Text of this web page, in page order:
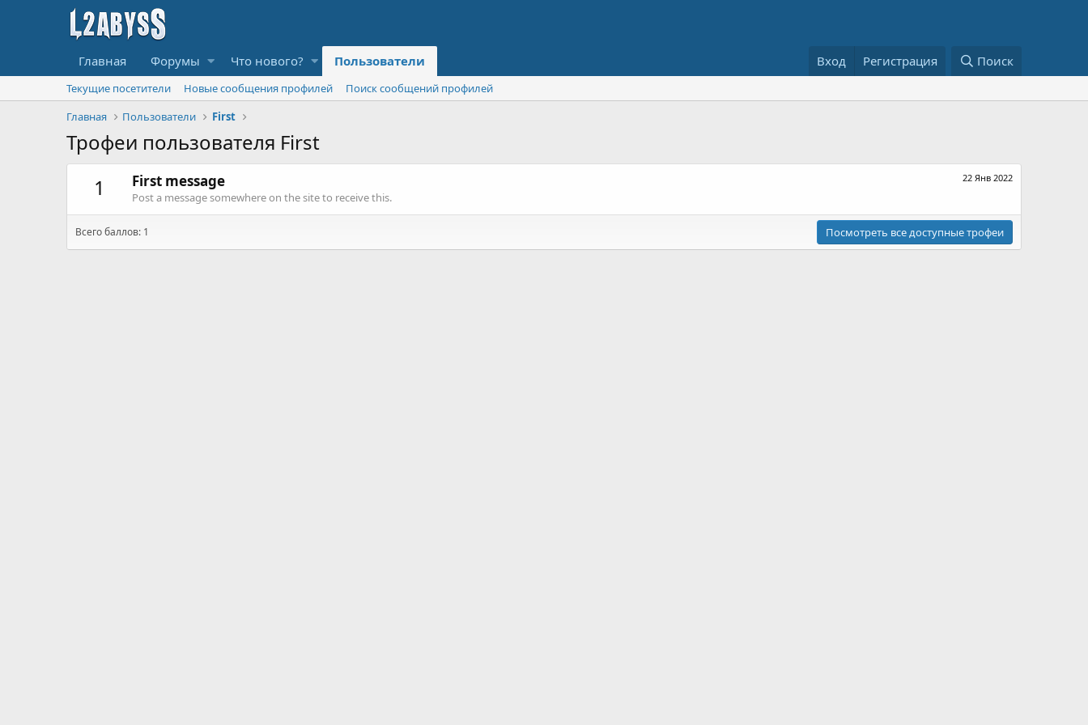
Главная Форумы Что нового? Пользователи Вход Регистрация Поиск
Текущие посетители Новые сообщения профилей
Поиск сообщений профилей
Главная
Пользователи First
Трофеи пользователя First
1
22 Янв 2022
First message
Post a message somewhere on the site to receive this.
Всего баллов: 1 Посмотреть все доступные трофеи